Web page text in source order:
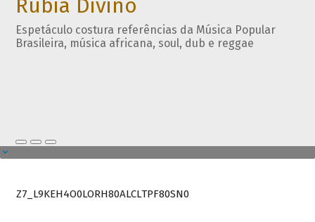
Rúbia Divino
Espetáculo costura referências da Música Popular
Brasileira, música africana, soul, dub e reggae
Z7_L9KEH4O0LORH80ALCLTPF80SN0